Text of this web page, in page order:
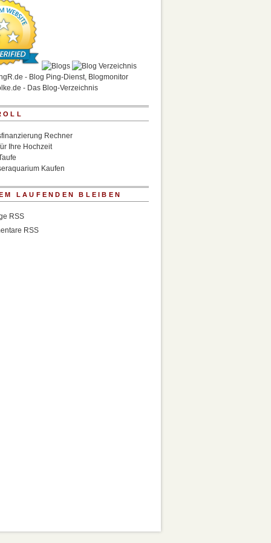
Rechner
Ihre Hochzeit
Kaufen
LAUFENDEN BLEIBEN
RSS
RSS